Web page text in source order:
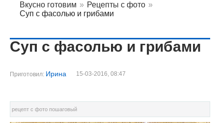
Вкусно готовим » Рецепты с фото »
Суп с фасолью и грибами
Суп с фасолью и грибами
Приготовил: Ирина 15-03-2016, 08:47
рецепт с фото пошаговый